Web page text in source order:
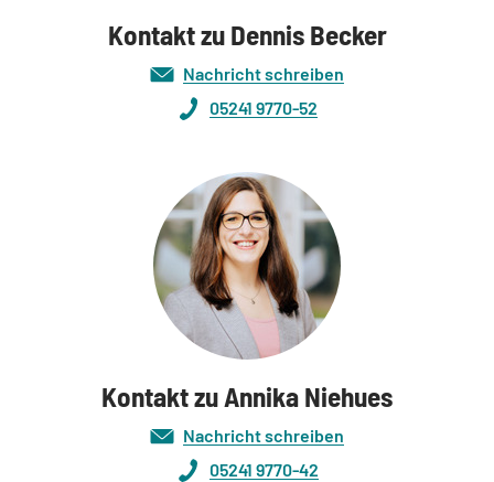
Kontakt zu Dennis Becker
Nachricht schreiben
05241 9770-52
Kontakt zu Annika Niehues
Nachricht schreiben
05241 9770-42